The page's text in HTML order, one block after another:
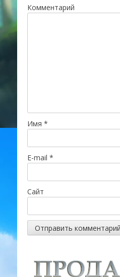
Комментарий
Имя *
E-mail *
Сайт